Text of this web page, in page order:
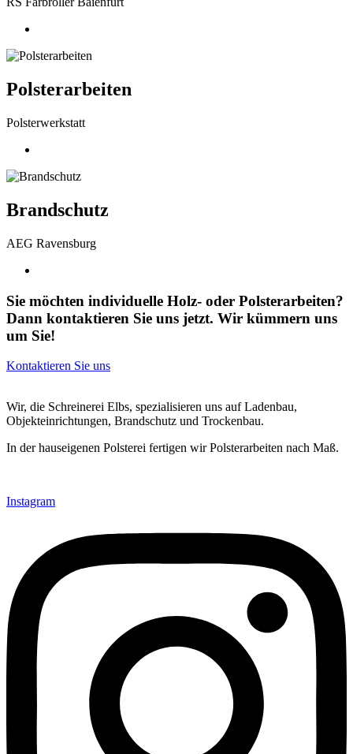
Polsterarbeiten
Polsterwerkstatt
Brandschutz
AEG Ravensburg
Sie möchten individuelle Holz- oder Polsterarbeiten?
Dann kontaktieren Sie uns jetzt. Wir kümmern uns
um Sie!
Kontaktieren Sie uns
Wir, die Schreinerei Elbs, spezialisieren uns auf Ladenbau,
Objekteinrichtungen, Brandschutz und Trockenbau.
In der hauseigenen Polsterei fertigen wir Polsterarbeiten nach Maß.
Instagram